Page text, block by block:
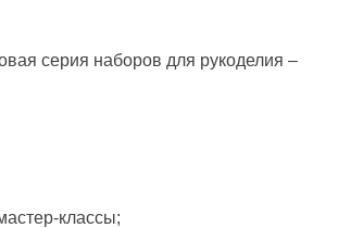
серия наборов для рукоделия –
классы;